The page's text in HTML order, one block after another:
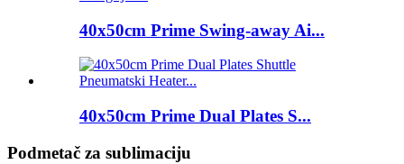
40x50cm Prime Swing-away Ai...
40x50cm Prime Dual Plates S...
Podmetač za sublimaciju